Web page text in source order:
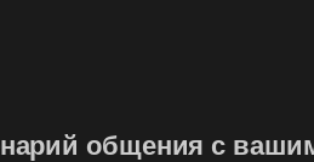
общения с